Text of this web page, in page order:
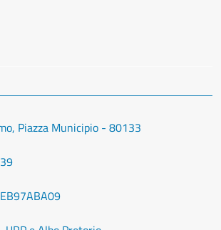
Piazza Municipio - 80133